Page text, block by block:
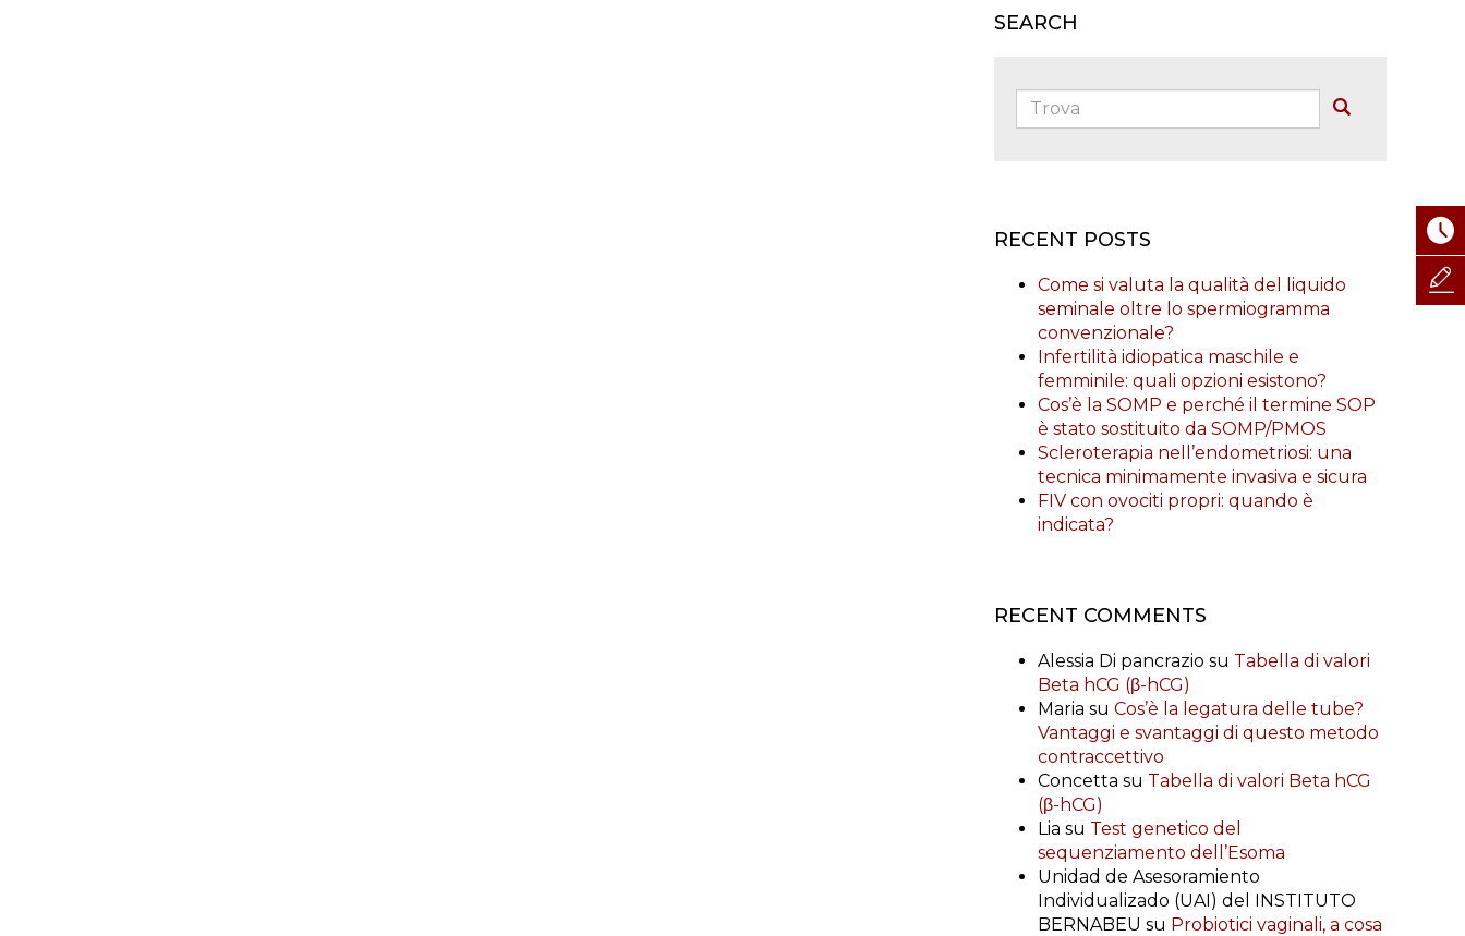
SEARCH
Trova:
RECENT POSTS
Come si valuta la qualità del liquido
seminale oltre lo spermiogramma
convenzionale?
Infertilità idiopatica maschile e
femminile: quali opzioni esistono?
Cos’è la SOMP e perché il termine SOP
è stato sostituito da SOMP/PMOS
Scleroterapia nell’endometriosi: una
tecnica minimamente invasiva e sicura
FIV con ovociti propri: quando è
indicata?
RECENT COMMENTS
Alessia Di pancrazio su Tabella di valori
Beta hCG (β-hCG)
Maria su Cos’è la legatura delle tube?
Vantaggi e svantaggi di questo metodo
contraccettivo
Concetta su Tabella di valori Beta hCG
(β-hCG)
Lia su Test genetico del
sequenziamento dell’Esoma
Unidad de Asesoramiento
Individualizado (UAI) del INSTITUTO
BERNABEU su Probiotici vaginali, a cosa